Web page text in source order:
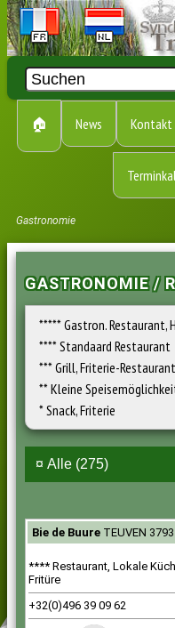
🏠 News Kontakt
Gastronomie
GASTRONOMIE /
***** Gastron. Restaurant,
**** Standaard Restaurant
*** Grill, Friterie-
** Kleine
* Snack, Friterie
Bie de Buure TEUVEN
**** Restaurant, Lokale
Fritüre
+32(0)496 39 09 62